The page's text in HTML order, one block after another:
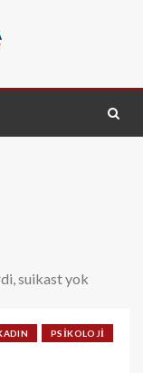
suikast yok
PSIKOLOJI